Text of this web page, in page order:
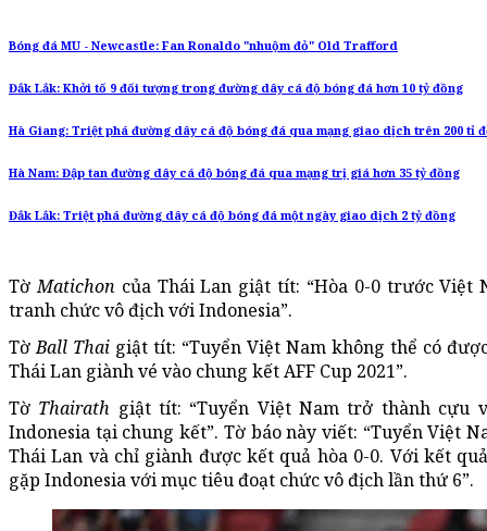
Bóng đá MU - Newcastle: Fan Ronaldo "nhuộm đỏ" Old Trafford
Đắk Lắk: Khởi tố 9 đối tượng trong đường dây cá độ bóng đá hơn 10 tỷ đồng
Hà Giang: Triệt phá đường dây cá độ bóng đá qua mạng giao dịch trên 200 tỉ
Hà Nam: Đập tan đường dây cá độ bóng đá qua mạng trị giá hơn 35 tỷ đồng
Đắk Lắk: Triệt phá đường dây cá độ bóng đá một ngày giao dịch 2 tỷ đồng
TờMatichon của Thái Lan giật tít: “Hòa 0-0 trước Việt
tranh chức vô địch với Indonesia”.
TờBall Thai giật tít: “Tuyển Việt Nam không thể có
Thái Lan giành vé vào chung kết AFF Cup 2021”.
Tờ Thairath giật tít: “Tuyển Việt Nam trở thành cựu
Indonesia tại chung kết”. Tờ báo này viết: “Tuyển Việt
Thái Lan và chỉ giành được kết quả hòa 0-0. Với kết
gặp Indonesia với mục tiêu đoạt chức vô địch lần thứ 6”.